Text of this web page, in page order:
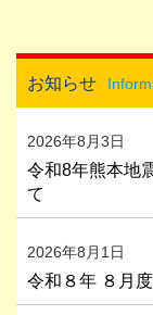
お知らせ
2026年8月3日
令和8年熊本地
て
2026年8月1日
令和８年 ８月